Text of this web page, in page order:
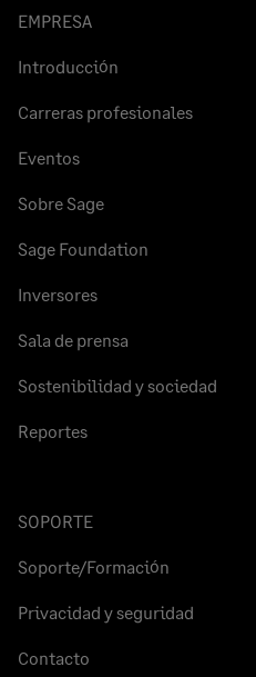
EMPRESA
Introducción
Carreras profesionales
Eventos
Sobre Sage
Sage Foundation
Inversores
Sala de prensa
Sostenibilidad y sociedad
Reportes
SOPORTE
Soporte/Formación
Privacidad y seguridad
Contacto